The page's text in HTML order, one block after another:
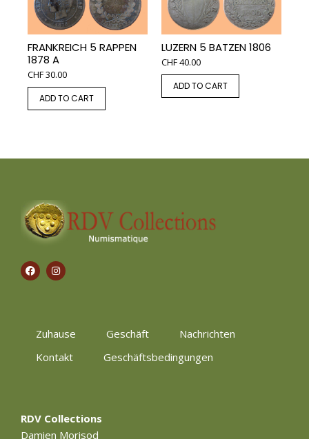
FRANKREICH 5 RAPPEN
1878 A
CHF30.00
ADD TO CART
LUZERN 5 BATZEN 1806
CHF40.00
ADD TO CART
Zuhause Geschäft
Nachrichten
Kontakt
Geschäftsbedingungen
RDV Collections
Damien Morisod